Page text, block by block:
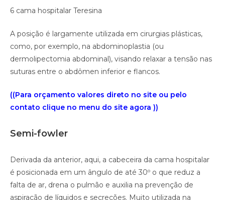
6 cama hospitalar Teresina
A posição é largamente utilizada em cirurgias plásticas,
como, por exemplo, na abdominoplastia (ou
dermolipectomia abdominal), visando relaxar a tensão nas
suturas entre o abdômen inferior e flancos.
((Para orçamento valores direto no site ou pelo
contato clique no menu do site agora ))
Semi-fowler
Derivada da anterior, aqui, a cabeceira da cama hospitalar
é posicionada em um ângulo de até 30º o que reduz a
falta de ar, drena o pulmão e auxilia na prevenção de
aspiração de líquidos e secreções. Muito utilizada na